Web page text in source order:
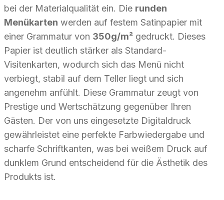
bei der Materialqualität ein. Die runden
Menükarten werden auf festem Satinpapier mit
einer Grammatur von 350g/m² gedruckt. Dieses
Papier ist deutlich stärker als Standard-
Visitenkarten, wodurch sich das Menü nicht
verbiegt, stabil auf dem Teller liegt und sich
angenehm anfühlt. Diese Grammatur zeugt von
Prestige und Wertschätzung gegenüber Ihren
Gästen. Der von uns eingesetzte Digitaldruck
gewährleistet eine perfekte Farbwiedergabe und
scharfe Schriftkanten, was bei weißem Druck auf
dunklem Grund entscheidend für die Ästhetik des
Produkts ist.